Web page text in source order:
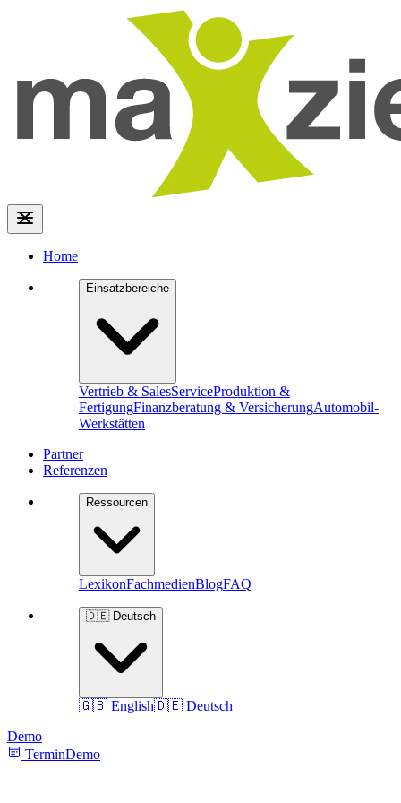
Home
Einsatzbereiche
Vertrieb & SalesServiceProduktion &
FertigungFinanzberatung & VersicherungAutomobil-
Werkstätten
Partner
Referenzen
Ressourcen
LexikonFachmedienBlogFAQ
🇩🇪 Deutsch
🇬🇧 English🇩🇪 Deutsch
Demo
TerminDemo